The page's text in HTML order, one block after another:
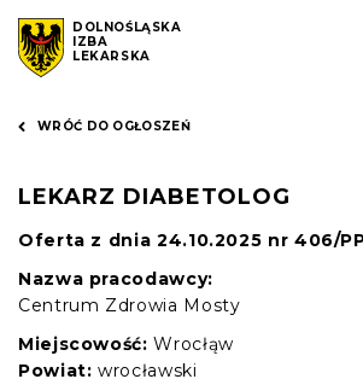
DOLNOŚLĄSKA
IZBA
LEKARSKA
WRÓĆ DO OGŁOSZEŃ
LEKARZ DIABETOLOG
Oferta z dnia 24.10.2025 nr 406/
Nazwa pracodawcy:
Centrum Zdrowia Mosty
Miejscowość: Wrocłąw
Powiat: wrocławski